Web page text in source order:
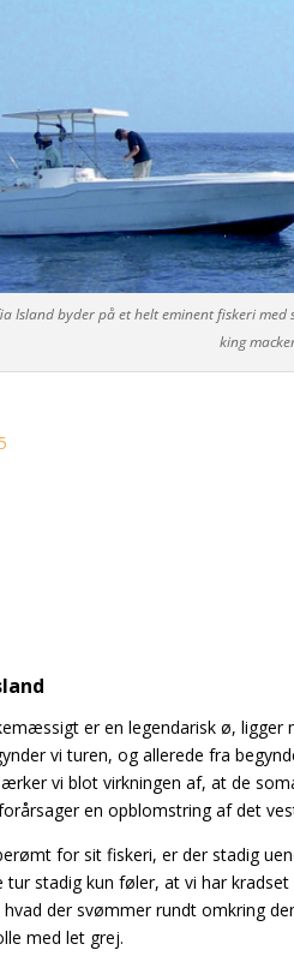
Island byder på et helt eminent fiskeri
king
er en legendarisk ø,
vi turen, og allerede fra
vi blot virkningen af, at de
en opblomstring af det
for sit fiskeri, er der stadig
stadig kun føler, at vi har
der svømmer rundt omkring
med let grej.